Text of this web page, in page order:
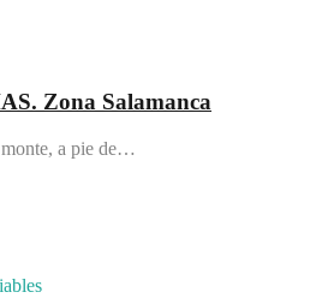
Zona Salamanca
a pie de…